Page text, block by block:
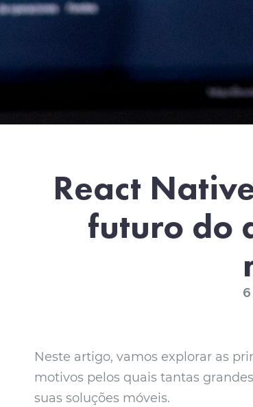
React
futuro do
Neste artigo, vamos explorar as
motivos pelos quais tantas
suas soluções móveis.